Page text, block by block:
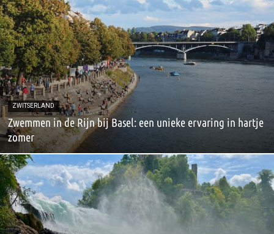
ZWITSERLAND
Zwemmen in de Rijn bij Basel: een unieke ervaring in hartje
zomer